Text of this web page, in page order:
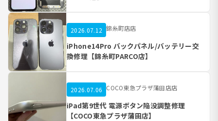
2026.07.12 錦糸町店店
iPhone14Pro バックパネル/バッテリー交
換修理【錦糸町PARCO店】
2026.07.06 COCO東急プラザ蒲田店店
iPad第9世代 電源ボタン陥没調整修理
【COCO東急プラザ蒲田店】